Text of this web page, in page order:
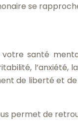
se
santé
l’anxiété,
de liberté et
permet de